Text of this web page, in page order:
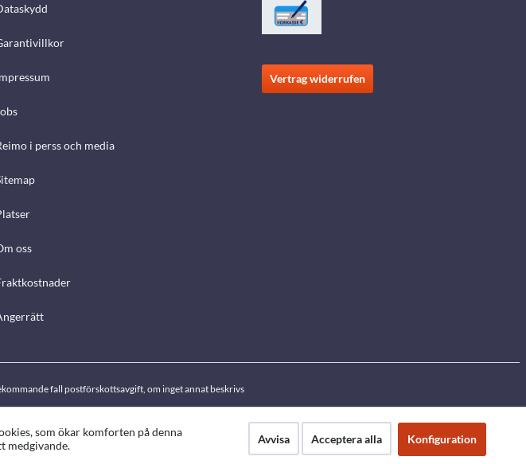
i perss och media
oss
Vertrag widerrufen
fall postförskottsavgift, om inget annat beskrivs
som ökar komforten på denna
medgivande.
Avvisa Acceptera alla Konfiguration